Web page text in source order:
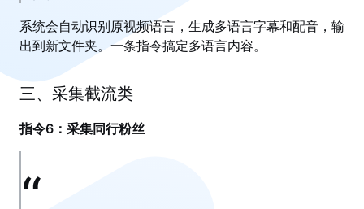
系统会自动识别原视频语言，生成多语言字幕和配音，输
出到新文件夹。一条指令搞定多语言内容。
三、采集截流类
指令6：采集同行粉丝